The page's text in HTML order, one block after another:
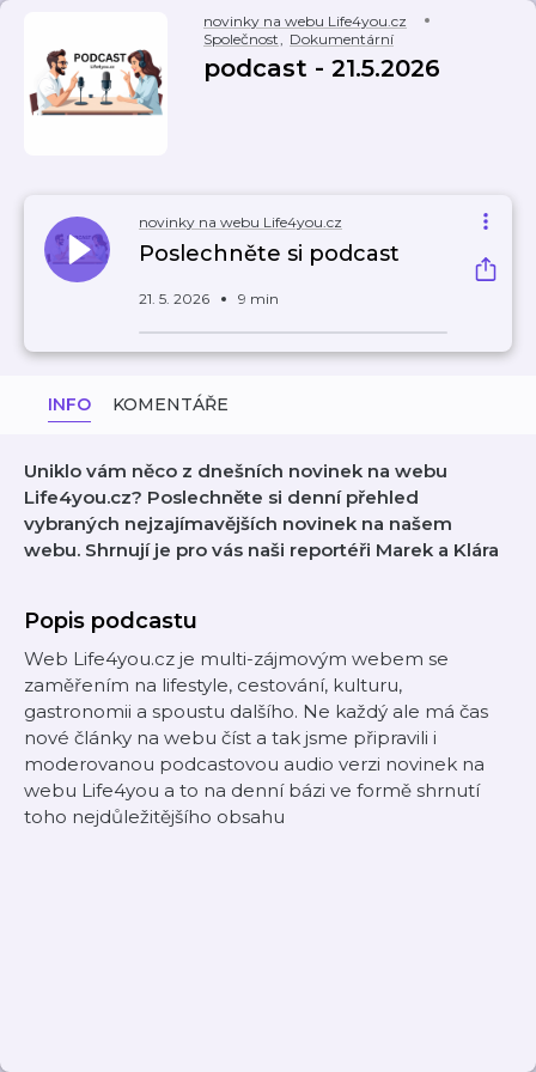
novinky na webu Life4you.cz
Společnost, Dokumentární
podcast - 21.5.2026
novinky na webu Life4you.cz
Poslechněte si podcast
21. 5. 2026 9 min
INFO KOMENTÁŘE
Uniklo vám něco z dnešních novinek na webu
Life4you.cz? Poslechněte si denní přehled
vybraných nejzajímavějších novinek na našem
webu. Shrnují je pro vás naši reportéři Marek a Klára
Popis podcastu
Web Life4you.cz je multi-zájmovým webem se
zaměřením na lifestyle, cestování, kulturu,
gastronomii a spoustu dalšího. Ne každý ale má čas
nové články na webu číst a tak jsme připravili i
moderovanou podcastovou audio verzi novinek na
webu Life4you a to na denní bázi ve formě shrnutí
toho nejdůležitějšího obsahu